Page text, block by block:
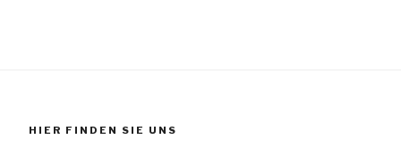
HIER FINDEN SIE UNS